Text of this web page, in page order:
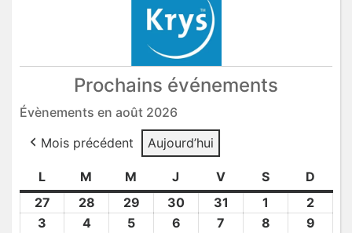
Prochains événements
Évènements en août 2026
Mois précédent
Aujourd’hui
Llundi M mardiM mercredi
J Vvendredi
Ssamedi
D
27
28 29 30 31 1
Août
2
3 44
5 6 7 8 9